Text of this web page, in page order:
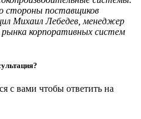
стороны поставщиков
Михаил Лебедев, менеджер
корпоративных систем
с вами чтобы ответить на